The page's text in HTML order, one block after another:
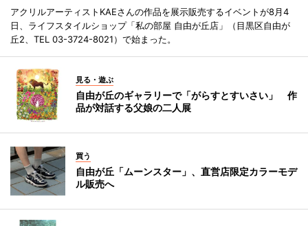
アクリルアーティストKAEさんの作品を展示販売するイベントが8月4
日、ライフスタイルショップ「私の部屋 自由が丘店」（目黒区自由が
丘2、TEL 03-3724-8021）で始まった。
見る・遊ぶ
自由が丘のギャラリーで「がらすとすいさい」 作
品が対話する父娘の二人展
買う
自由が丘「ムーンスター」、直営店限定カラーモデ
ル販売へ